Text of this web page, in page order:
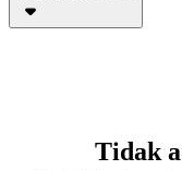
Tidak